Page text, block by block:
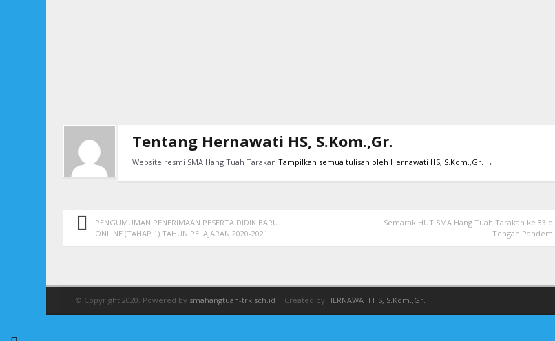
Tentang Hernawati HS, S.Kom.,Gr.
Website resmi SMA Hang Tuah Tarakan Tampilkan semua tulisan oleh Hernawati HS, S.Kom.,Gr. →
PENGUMUMAN PENERIMAAN PESERTA DIDIK BARU
ONLINE (TAHAP 1) TAHUN PELAJARAN 2020-2021
Semarak HUT SMA Hang Tuah Tarakan ke 33 di
Tengah Pandemi
© Copyright 2020. Powered by smahangtuah-trk.sch.id | Created by HERNAWATI HS, S.Kom.,Gr.